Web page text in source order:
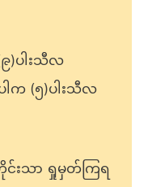
၉)ပါးသီလ
ါက (၅)ပါးသီလ
င်းသာ ရှုမှတ်ကြရ